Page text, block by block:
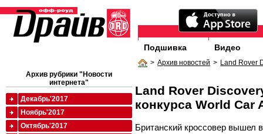
Подшивка Видео
> Архив новостей > Land Rover
Land Rover
конкурса World Car
Британский кроссовер вышел
Архив рубрики "Новости
интернета"
Декабрь'2017
Ноябрь'2017
Октябрь'2017